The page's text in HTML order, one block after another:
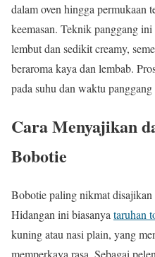
dalam oven hingga permukaan
keemasan. Teknik panggang
lembut dan sedikit creamy,
beraroma kaya dan lembab.
pada suhu dan waktu
Cara Menyajikan
Bobotie
Bobotie paling nikmat disajikan
Hidangan ini biasanyataruhan
kuning atau nasi plain, yang